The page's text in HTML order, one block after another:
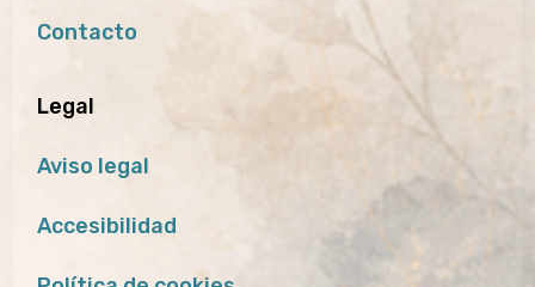
Contacto
Legal
Aviso legal
Accesibilidad